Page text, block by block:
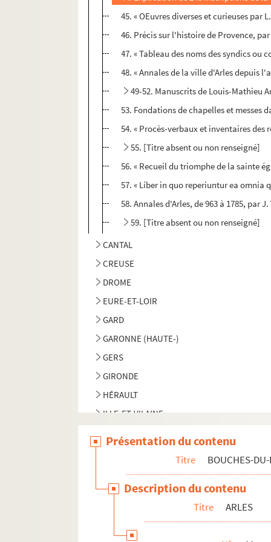
45. « OEuvres diverses et curieuses par
46. Précis sur l'histoire de Provence,
47. « Tableau des noms des syndics
48. « Annales de la ville d'Arles depuis
49-52. Manuscrits de Louis-Mathieu
53. Fondations de chapelles et messes
54. « Procès-verbaux et inventaires
55. [Titre absent ou non renseigné]
56. « Recueil du triomphe de la sainte
57. « Liber in quo reperiuntur ea
58. Annales d'Arles, de 963 à 1785, par
59. [Titre absent ou non renseigné]
CANTAL
CREUSE
DROME
EURE-ET-LOIR
GARD
GARONNE (HAUTE-)
GERS
GIRONDE
HÉRAULT
ILLE-ET-VILAINE
MARNE
Présentation du contenu
Titre BOUCHES-
Description du contenu
Titre ARLES